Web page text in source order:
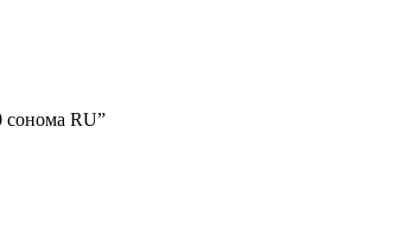
сонома RU”